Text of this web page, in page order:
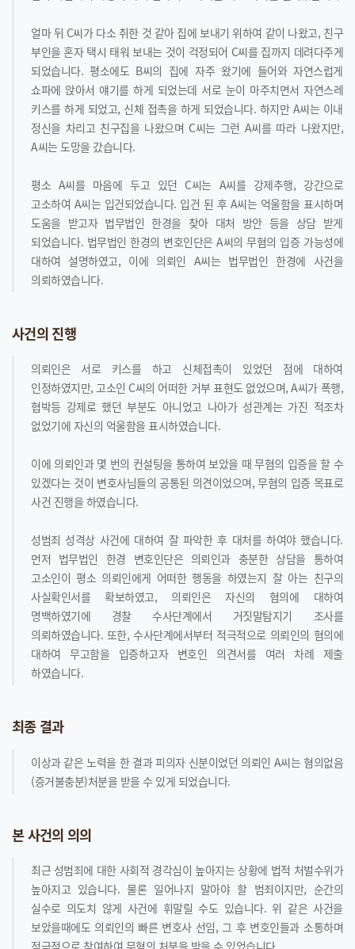
얼마 뒤 C씨가 다소 취한 것 같아 집에 보내기 위하여 같이 나왔고, 친구
부인을 혼자 택시 태워 보내는 것이 걱정되어 C씨를 집까지 데려다주게
되었습니다. 평소에도 B씨의 집에 자주 왔기에 들어와 자연스럽게
쇼파에 앉아서 얘기를 하게 되었는데 서로 눈이 마주치면서 자연스레
키스를 하게 되었고, 신체 접촉을 하게 되었습니다. 하지만 A씨는 이내
정신을 차리고 친구집을 나왔으며 C씨는 그런 A씨를 따라 나왔지만,
A씨는 도망을 갔습니다.
평소 A씨를 마음에 두고 있던 C씨는 A씨를 강제추행, 강간으로
고소하여 A씨는 입건되었습니다. 입건 된 후 A씨는 억울함을 표시하며
도움을 받고자 법무법인 한경을 찾아 대처 방안 등을 상담 받게
되었습니다. 법무법인 한경의 변호인단은 A씨의 무혐의 입증 가능성에
대하여 설명하였고, 이에 의뢰인 A씨는 법무법인 한경에 사건을
의뢰하였습니다.
사건의 진행
의뢰인은 서로 키스를 하고 신체접촉이 있었던 점에 대하여
인정하였지만, 고소인 C씨의 어떠한 거부 표현도 없었으며, A씨가 폭행,
협박등 강제로 했던 부분도 아니었고 나아가 성관계는 가진 적조차
없었기에 자신의 억울함을 표시하였습니다.
이에 의뢰인과 몇 번의 컨설팅을 통하여 보았을 때 무혐의 입증을 할 수
있겠다는 것이 변호사님들의 공통된 의견이었으며, 무혐의 입증 목표로
사건 진행을 하였습니다.
성범죄 성격상 사건에 대하여 잘 파악한 후 대처를 하여야 했습니다.
먼저 법무법인 한경 변호인단은 의뢰인과 충분한 상담을 통하여
고소인이 평소 의뢰인에게 어떠한 행동을 하였는지 잘 아는 친구의
사실확인서를 확보하였고, 의뢰인은 자신의 혐의에 대하여
명백하였기에 경찰 수사단계에서 거짓말탐지기 조사를
의뢰하였습니다. 또한, 수사단계에서부터 적극적으로 의뢰인의 혐의에
대하여 무고함을 입증하고자 변호인 의견서를 여러 차례 제출
하였습니다.
최종 결과
이상과 같은 노력을 한 결과 피의자 신분이었던 의뢰인 A씨는 혐의없음
(증거불충분)처분을 받을 수 있게 되었습니다.
본 사건의 의의
최근 성범죄에 대한 사회적 경각심이 높아지는 상황에 법적 처벌수위가
높아지고 있습니다. 물론 일어나지 말아야 할 범죄이지만, 순간의
실수로 의도치 않게 사건에 휘말릴 수도 있습니다. 위 같은 사건을
보았을때에도 의뢰인의 빠른 변호사 선임, 그 후 변호인들과 소통하며